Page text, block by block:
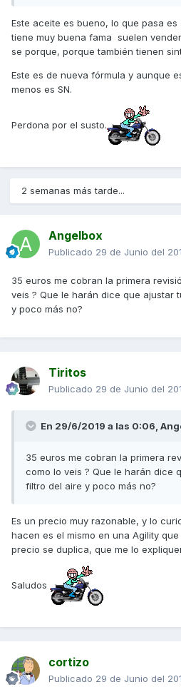
Este aceite es bueno, lo que pasa
tiene muy buena fama suelen
se porque, porque también tienen
Este es de nueva fórmula y aunque
menos es SN.
Perdona por el susto.
2 semanas más tarde...
Angelbox
Publicado 29 de Junio del
35 euros me cobran la primera
veis ? Que le harán dice que ajustar
y poco más no?
Tiritos
Publicado 29 de Junio del
En 29/6/2019 a las 0:06,
35 euros me cobran la primera
como lo veis ? Que le harán dice
filtro del aire y poco más no?
Es un precio muy razonable, y lo
hacen es el mismo en una Agility
precio se duplica, que me lo
Saludos
cortizo
Publicado 29 de Junio del